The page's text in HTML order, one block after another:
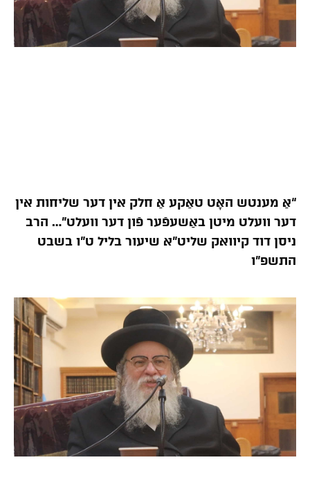
“אַ מענטש האָט טאַקע אַ חלק אין דער שליחות אין
דער וועלט מיטן באַשעפֿער פֿון דער וועלט”… הרב
ניסן דוד קיוואק שליט”א שיעור בליל ט”ו בשבט
התשפ”ו